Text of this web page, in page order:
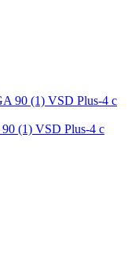
(1) VSD Plus-4 с